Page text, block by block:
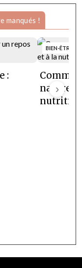
manqués !
:
BIEN-ÊTRE
›